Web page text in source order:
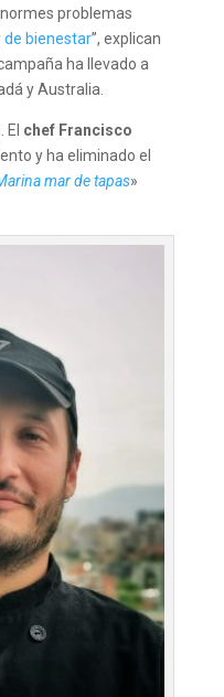
problemas
de bienestar”, explican
ha llevado a
y Australia.
El chef Francisco
y ha eliminado el
mar de tapas»